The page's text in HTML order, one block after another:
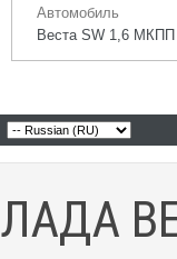
Автомобиль
Веста SW 1,6
ЛАДА